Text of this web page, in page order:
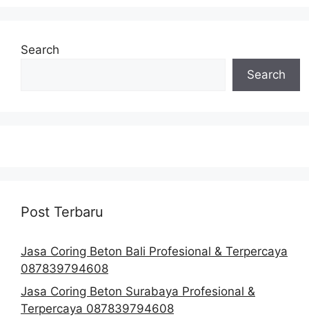
Search
Search
Post Terbaru
Jasa Coring Beton Bali Profesional & Terpercaya
087839794608
Jasa Coring Beton Surabaya Profesional &
Terpercaya 087839794608